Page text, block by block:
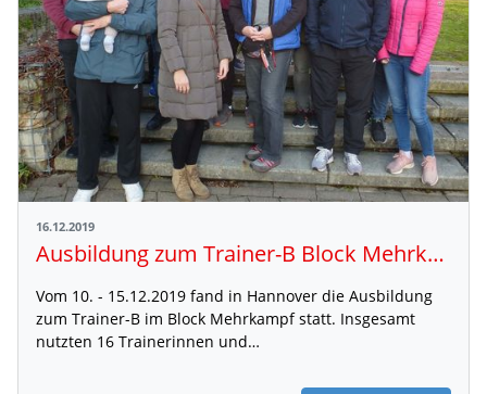
16.12.2019
Ausbildung zum Trainer-B Block Mehrkampf
Vom 10. - 15.12.2019 fand in Hannover die Ausbildung
zum Trainer-B im Block Mehrkampf statt. Insgesamt
nutzten 16 Trainerinnen und…